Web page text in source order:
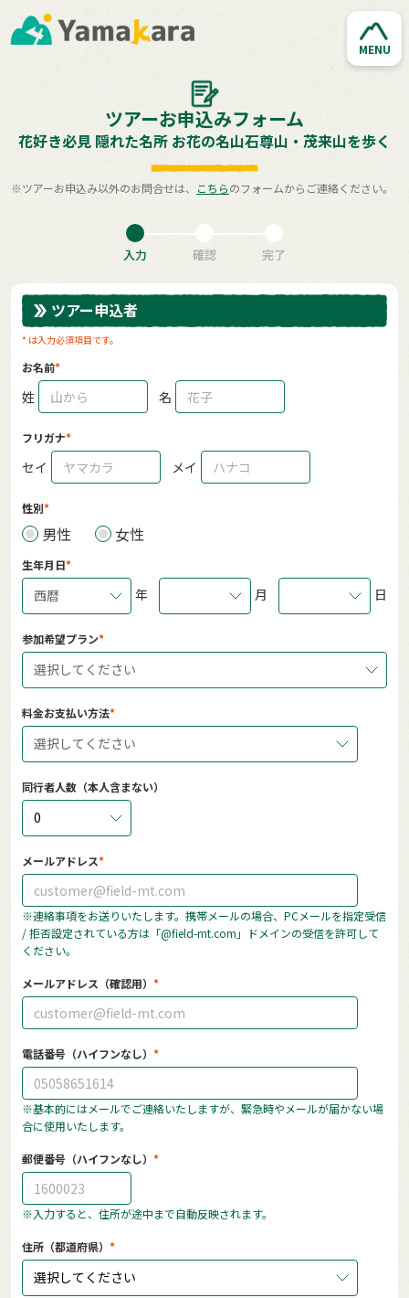
MENU
ツアーお申込みフォーム
花好き必見 隠れた名所 お花の名山石尊山・茂来山を歩く
※ツアーお申込み以外のお問合せは、 こちらのフォームからご連絡ください。
入力 確認 完了
ツアー申込者
* は入力必須項目です。
お名前
姓 名
フリガナ
セイ メイ
性別
男性 女性
生年月日
西暦 年 月 日
参加希望プラン
選択してください
料金お支払い方法
選択してください
同行者人数（本人含まない）
0
メールアドレス
※連絡事項をお送りいたします。携帯メールの場合、PCメールを指定受信
/ 拒否設定されている方は「@field-mt.com」ドメインの受信を許可して
ください。
メールアドレス（確認用）
電話番号（ハイフンなし）
※基本的にはメールでご連絡いたしますが、緊急時やメールが届かない場
合に使用いたします。
郵便番号（ハイフンなし）
※入力すると、住所が途中まで自動反映されます。
住所（都道府県）
選択してください